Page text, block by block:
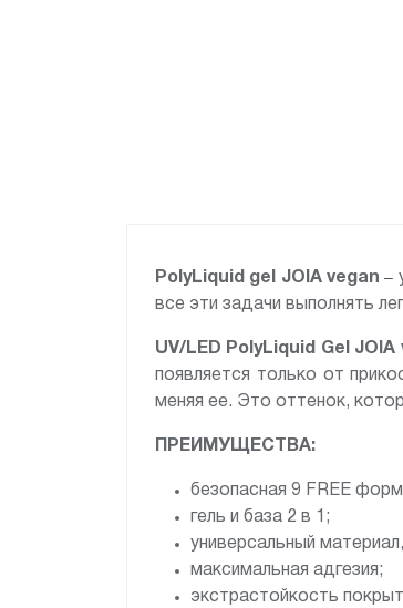
PolyLiquid gel JOIA vegan –
все эти задачи выполнять
UV/LED PolyLiquid Gel JOIA
появляется только от
меняя ее. Это оттенок,
ПРЕИМУЩЕСТВА:
безопасная 9 FREE
гель и база 2 в 1;
универсальный
максимальная адгезия;
экстрастойкость